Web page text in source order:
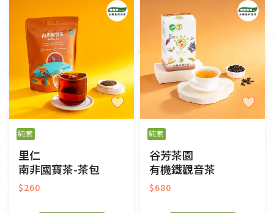
純素
里仁
南非國寶茶-茶包
$260
純素
谷芳茶園
有機鐵觀音茶
$680